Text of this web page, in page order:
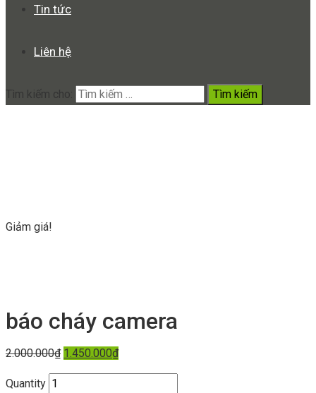
Tin tức
Liên hệ
Tìm kiếm cho:
Giảm giá!
báo cháy camera
2.000.000₫ 1.450.000₫
Quantity